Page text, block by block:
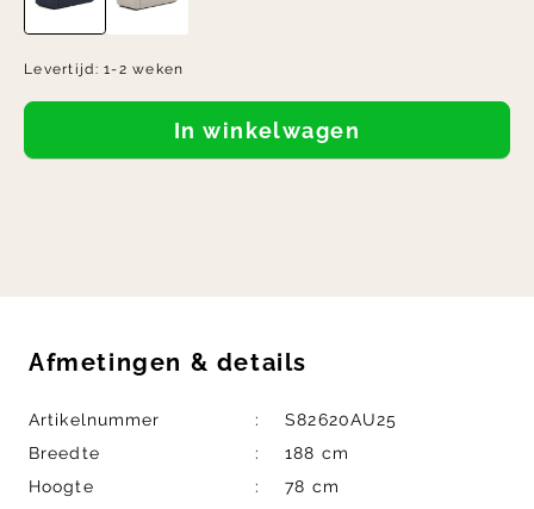
Levertijd:1-2 weken
In winkelwagen
Afmetingen & details
Artikelnummer
S82620AU25
Breedte
188 cm
Hoogte
78 cm